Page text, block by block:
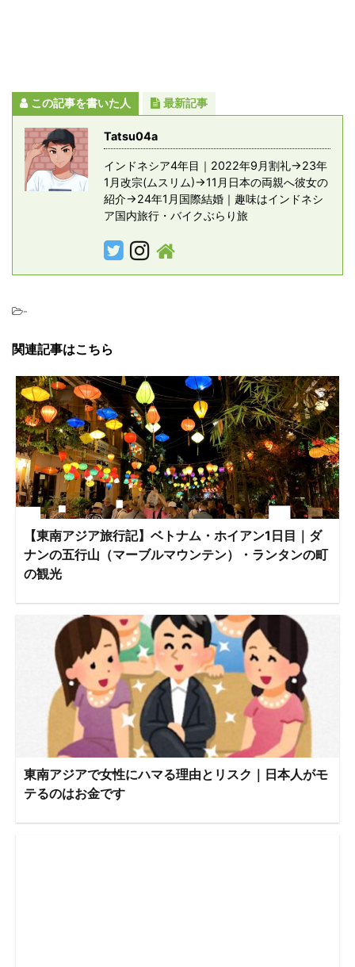
この記事を書いた人 最新記事
Tatsu04a
インドネシア4年目｜2022年9月割礼→23年
1月改宗(ムスリム)→11月日本の両親へ彼女の
紹介→24年1月国際結婚｜趣味はインドネシ
ア国内旅行・バイクぶらり旅
-
関連記事はこちら
【東南アジア旅行記】ベトナム・ホイアン1日目｜ダ
ナンの五行山（マーブルマウンテン）・ランタンの町
の観光
東南アジアで女性にハマる理由とリスク｜日本人がモ
テるのはお金です